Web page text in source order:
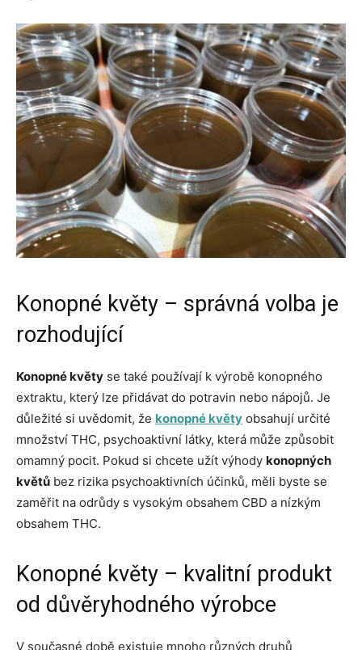
Konopné květy – správná volba je
rozhodující
Konopné květy se také používají k výrobě konopného
extraktu, který lze přidávat do potravin nebo nápojů. Je
důležité si uvědomit, že konopné květy obsahují určité
množství THC, psychoaktivní látky, která může způsobit
omamný pocit. Pokud si chcete užít výhody konopných
květů bez rizika psychoaktivních účinků, měli byste se
zaměřit na odrůdy s vysokým obsahem CBD a nízkým
obsahem THC.
Konopné květy – kvalitní produkt
od důvěryhodného výrobce
V současné době existuje mnoho různých druhů